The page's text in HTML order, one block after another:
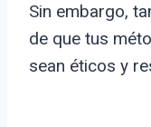
Sin embargo,
de que tus
sean éticos y